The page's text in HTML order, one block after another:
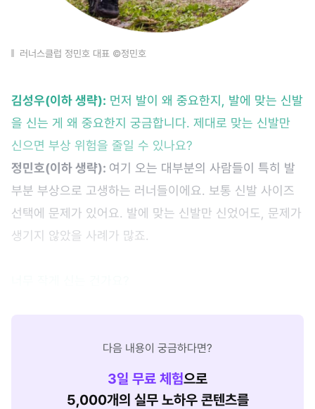
러너스클럽 정민호 대표 ©정민호
김성우(이하 생략): 먼저 발이 왜 중요한지, 발에 맞는 신발
을 신는 게 왜 중요한지 궁금합니다. 제대로 맞는 신발만
신으면 부상 위험을 줄일 수 있나요?
정민호(이하 생략): 여기 오는 대부분의 사람들이 특히 발
부분 부상으로 고생하는 러너들이에요. 보통 신발 사이즈
선택에 문제가 있어요. 발에 맞는 신발만 신었어도, 문제가
생기지 않았을 사례가 많죠.
다음 내용이 궁금하다면?
3일 무료 체험으로
5,000개의 실무 노하우 콘텐츠를